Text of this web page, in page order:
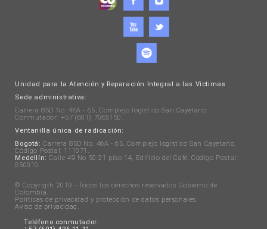
Unidad para la Atención y Reparación Integral a las Víctimas
Sede administrativa:
Carrera 85D No. 46A - 65, Complejo logístico San Cayetano.
Conmutador: +57 (601) 7965150.
Ventanilla única de radicación:
Bogotá: Carrera 85D No. 46A - 65, Complejo logístico San Cayetano.
Código Postal: 111071.
Medellín: Calle 49 No 50-21 piso 14, Edificio del Café. Código Postal:
050010.
© Copyrigth 2019 - Todos los derechos reservados Gobierno de
Colombia.
Políticas de privacidad y protección de datos personales.
Aviso de privacidad .
Teléfono conmutador: